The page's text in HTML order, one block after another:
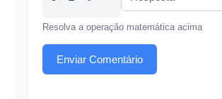
Resolva a operação matemática acima
Enviar Comentário